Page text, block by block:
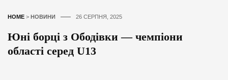
HOME > НОВИНИ 26 СЕРПНЯ, 2025
Юні борці з Ободівки — чемпіони
області серед U13